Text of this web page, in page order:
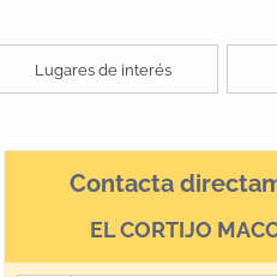
Lugares de interés
Contacta
EL CORTIJO